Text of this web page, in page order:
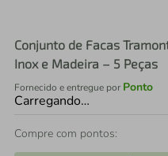
Conjunto de Facas
Inox e Madeira – 5 Peças
Fornecido e entregue por Ponto
Carregando…
Compre com pontos: